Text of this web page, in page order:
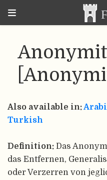
Also available in:
Turkish
Definition: Das
das Entfernen,
oder Verzerren von